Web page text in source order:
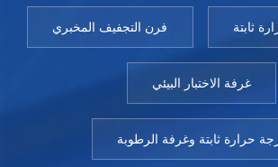
فرن التجفيف المخبري ثابتة
غرفة الاختبار البيئي
حرارة ثابتة وغرفة الرطوبة